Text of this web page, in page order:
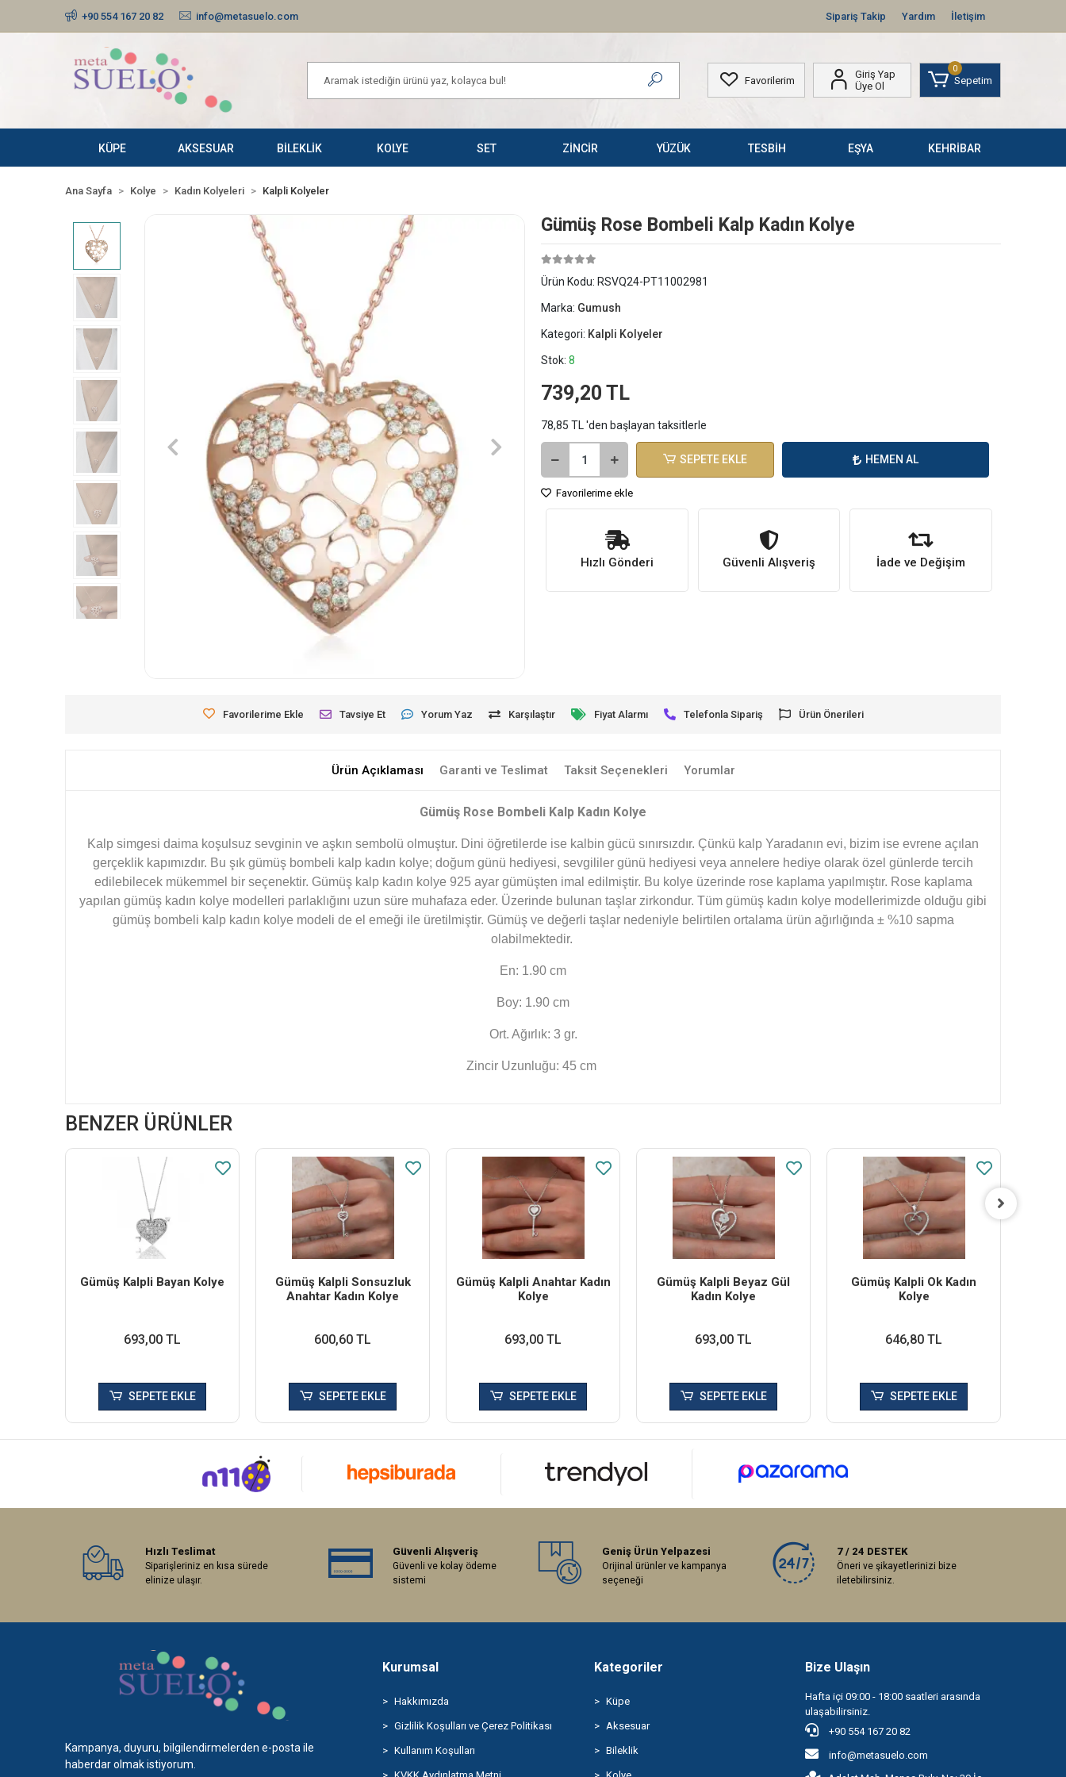
+90 554 167 20 82 info@metasuelo.com Sipariş Takip Yardım İletişim
Favorilerim
Giriş Yap
Üye Ol
0
Sepetim
KÜPE AKSESUAR BİLEKLİK KOLYE SET ZİNCİR YÜZÜK TESBİH EŞYA KEHRİBAR
Ana Sayfa Kolye Kadın Kolyeleri Kalpli Kolyeler
Gümüş Rose Bombeli Kalp Kadın Kolye
Ürün Kodu: RSVQ24-PT11002981
Marka: Gumush
Kategori: Kalpli Kolyeler
Stok: 8
739,20 TL
78,85 TL 'den başlayan taksitlerle
SEPETE EKLE HEMEN AL
Favorilerime ekle
Hızlı Gönderi Güvenli Alışveriş İade ve Değişim
Favorilerime Ekle Tavsiye Et Yorum Yaz Karşılaştır Fiyat Alarmı Telefonla Sipariş Ürün Önerileri
Ürün Açıklaması Garanti ve Teslimat Taksit Seçenekleri Yorumlar
Gümüş Rose Bombeli Kalp Kadın Kolye
Kalp simgesi daima koşulsuz sevginin ve aşkın sembolü olmuştur. Dini öğretilerde ise kalbin gücü sınırsızdır. Çünkü kalp Yaradanın evi, bizim ise evrene açılan
gerçeklik kapımızdır. Bu şık gümüş bombeli kalp kadın kolye; doğum günü hediyesi, sevgililer günü hediyesi veya annelere hediye olarak özel günlerde tercih
edilebilecek mükemmel bir seçenektir. Gümüş kalp kadın kolye 925 ayar gümüşten imal edilmiştir. Bu kolye üzerinde rose kaplama yapılmıştır. Rose kaplama
yapılan gümüş kadın kolye modelleri parlaklığını uzun süre muhafaza eder. Üzerinde bulunan taşlar zirkondur. Tüm gümüş kadın kolye modellerimizde olduğu gibi
gümüş bombeli kalp kadın kolye modeli de el emeği ile üretilmiştir. Gümüş ve değerli taşlar nedeniyle belirtilen ortalama ürün ağırlığında ± %10 sapma
olabilmektedir.
En: 1.90 cm
Boy: 1.90 cm
Ort. Ağırlık: 3 gr.
Zincir Uzunluğu: 45 cm
BENZER ÜRÜNLER
Gümüş Kalpli Bayan Kolye
693,00 TL
SEPETE EKLE
Gümüş Kalpli Sonsuzluk
Anahtar Kadın Kolye
600,60 TL
SEPETE EKLE
Gümüş Kalpli Anahtar Kadın
Kolye
693,00 TL
SEPETE EKLE
Gümüş Kalpli Beyaz Gül
Kadın Kolye
693,00 TL
SEPETE EKLE
Gümüş Kalpli Ok Kadın
Kolye
646,80 TL
SEPETE EKLE
Hızlı Teslimat
Siparişleriniz en kısa sürede
elinize ulaşır.
Güvenli Alışveriş
Güvenli ve kolay ödeme
sistemi
Geniş Ürün Yelpazesi
Orijinal ürünler ve kampanya
seçeneği
7 / 24 DESTEK
Öneri ve şikayetlerinizi bize
iletebilirsiniz.
Kampanya, duyuru, bilgilendirmelerden e-posta ile
haberdar olmak istiyorum.
Kurumsal
Hakkımızda
Gizlilik Koşulları ve Çerez Politikası
Kullanım Koşulları
Kategoriler
Küpe
Aksesuar
Bileklik
Bize Ulaşın
Hafta içi 09:00 - 18:00 saatleri arasında
ulaşabilirsiniz.
+90 554 167 20 82
info@metasuelo.com